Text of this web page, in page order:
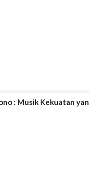
: Musik Kekuatan